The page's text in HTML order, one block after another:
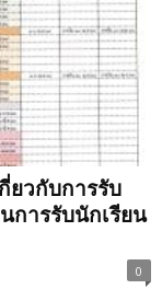
ยวกับการรับ
การรับนักเรียน
0